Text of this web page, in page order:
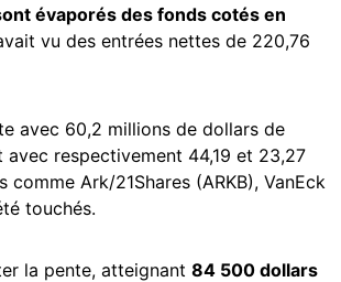
évaporés des fonds cotés en
vu des entrées nettes de 220,76
avec 60,2 millions de dollars de
avec respectivement 44,19 et 23,27
Ark/21Shares (ARKB), VanEck
touchés.
la pente, atteignant 84 500 dollars